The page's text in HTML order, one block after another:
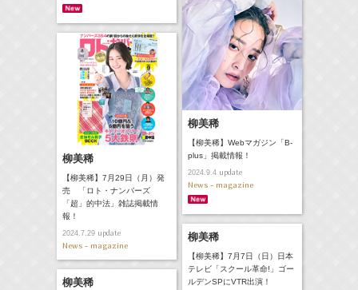
柳美稀
【柳美稀】Webマガジン「B-
plus」掲載情報！
2024.9.4update
News - magazine
柳美稀
【柳美稀】7月29日（月）発
売 「ロト・ナンバーズ
「超」的中法」雑誌掲載情
報！
2024.7.29update
News - magazine
柳美稀
【柳美稀】7月7日（日）日本
テレビ「スクール革命!」ゴー
ルデンSPにVTR出演！
柳美稀